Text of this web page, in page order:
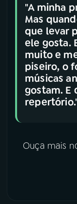
"A minha
Mas
que levar
ele gosta.
muito e
piseiro, o
músicas
gostam. E
Ouça mais